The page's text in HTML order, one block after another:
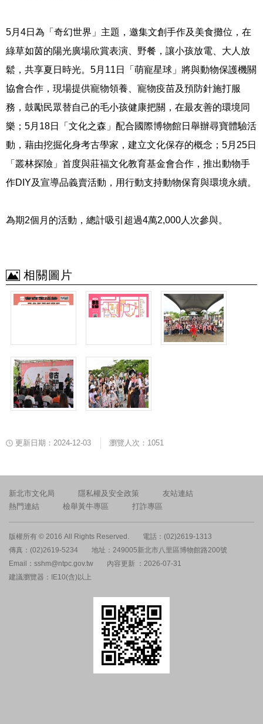
5月 4日為「奇幻世界」主題，邀集文創手作及美食攤位，在
綠草如茵的陽光廣場欣賞表演、野餐，讓小孩放電、大人放
鬆，共享夏日時光。 5月 11 日「萌寵星球」將與動物保護機關
協會合作，現場提供寵物領養、寵物疫苗及預防針施打服
務，鼓勵民眾替自己的毛小孩健康把關，在最友善的環境同
樂； 5月 18日「文化之森」配合國際博物館日舉辦尋寶體驗活
動，藉由挖掘化身考古學家，建立文化保存的概念； 5月 25日
「叢林探險」首度與莊福文化教育基金會合作，推出動物手
作DIY及宣導品義賣活動，用行動支持動物保育與環境永續。
為期2個月的活動，總計吸引超過4萬2,000人次參與。
相關圖片
更新日期：2024-12-03 瀏覽人次：1051
新北市文化局 隱私權及安全政策
友站連結
熱門連結
檢舉黃牛專區 打詐專區
版權所有 © 2016 All Rights Reserved.
電話：(02)2619-1313
傳真：(02)2619-5234
地址：249005新北市八里區博物館路200號
Email：sshm@ntpc.gov.tw
內容更新 ：2026-07-31
建議瀏覽器：IE10(含)以上